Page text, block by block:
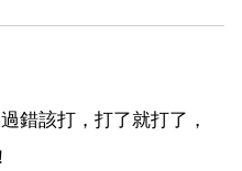
錯該打，打了就打了，